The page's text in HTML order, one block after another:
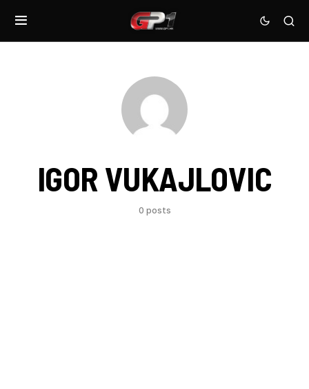
IGOR VUKAJLOVIC
0 posts